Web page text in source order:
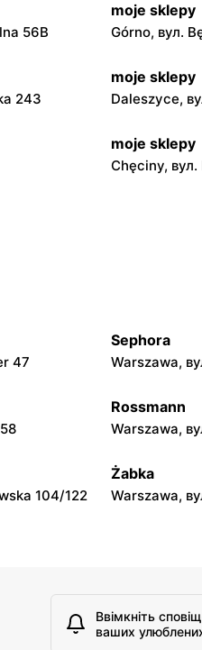
56B
moje sklepy
Górno, вул.
243
moje sklepy
Daleszyce,
moje sklepy
Chęciny,
moje sklepy
Tczew, вул.
moje sklepy
Opole, вул.
47
Sephora
Warszawa,
Rossmann
Warszawa,
104/122
Żabka
Warszawa,
Ввімкніть
ваших